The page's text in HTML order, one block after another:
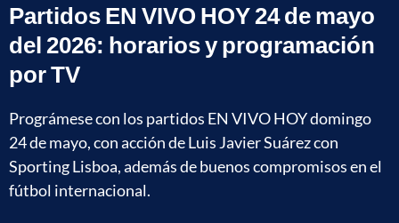
Partidos EN VIVO HOY 24 de mayo
del 2026: horarios y programación
por TV
Prográmese con los partidos EN VIVO HOY domingo
24 de mayo, con acción de Luis Javier Suárez con
Sporting Lisboa, además de buenos compromisos en el
fútbol internacional.